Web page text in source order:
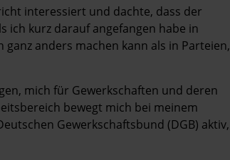
interessiert und dachte, dass der
ich kurz darauf angefangen habe in
anders machen kann als in Parteien,
mich für Gewerkschaften und deren
bewegt mich bei meinem
Gewerkschaftsbund (DGB) aktiv,